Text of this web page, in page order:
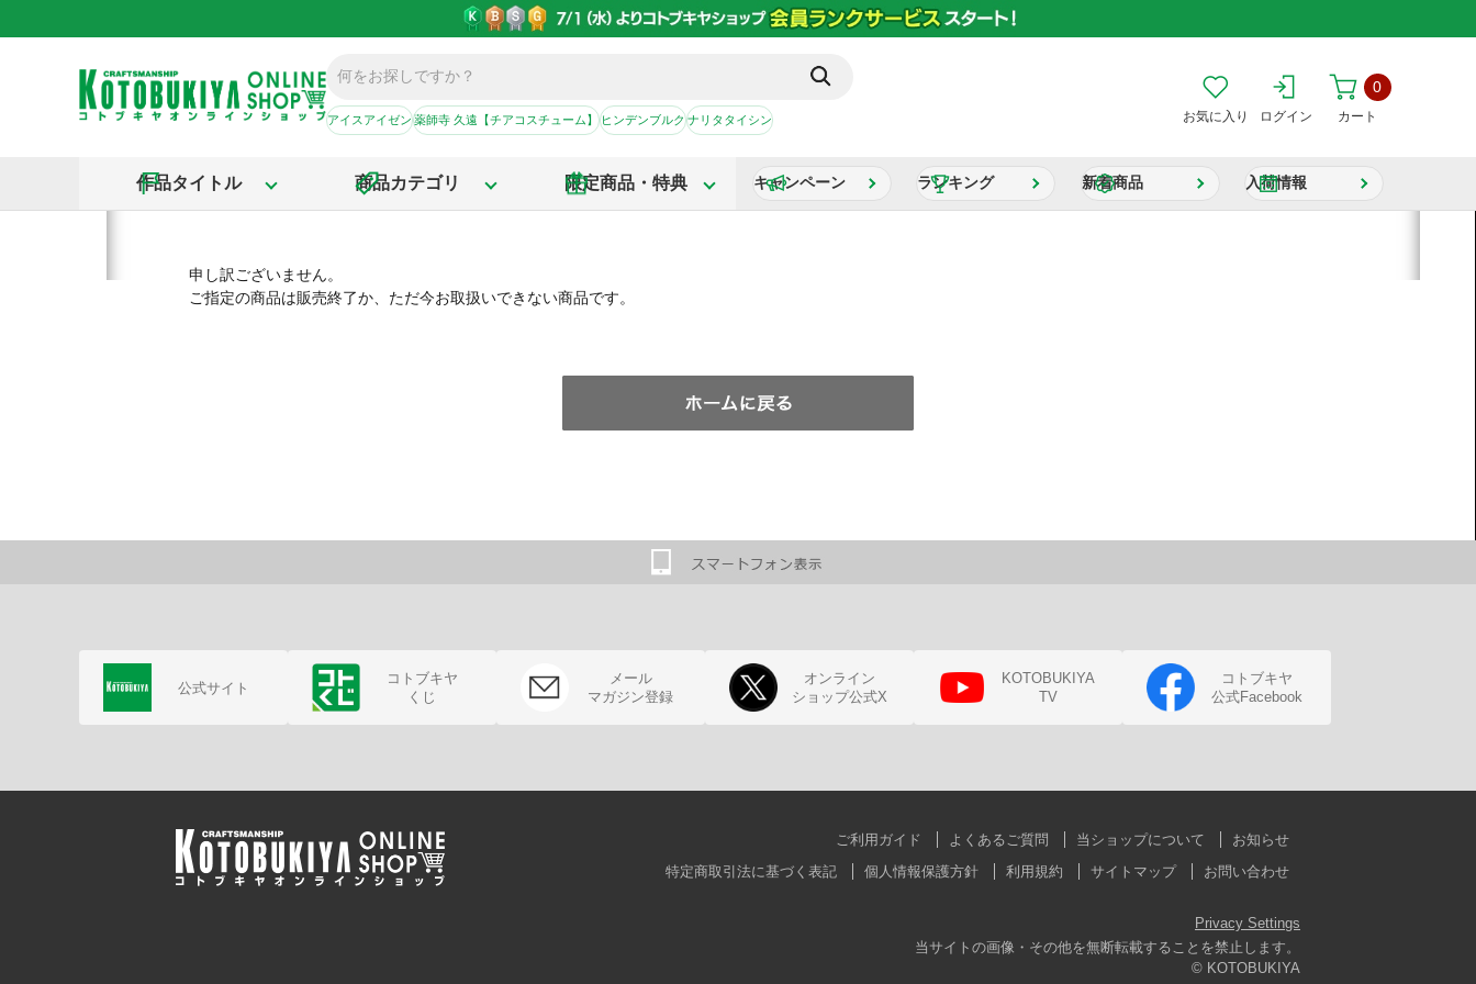
アイスアイゼン薬師寺 久遠【チアコスチューム】ヒンデンブルクナリタタイシン お気に入り ログイン カート
0
作品タイトル 商品カテゴリ 限定商品・特典 キャンペーン ランキング 新着商品 入荷情報
申し訳ございません。
ご指定の商品は販売終了か、ただ今お取扱いできない商品です。
公式サイト
コトブキヤ
くじ
メール
マガジン登録
オンライン
ショップ公式X
KOTOBUKIYA
TV
コトブキヤ
公式Facebook
ご利用ガイド よくあるご質問 当ショップについて
お知らせ
特定商取引法に基づく表記
個人情報保護方針 利用規約 サイトマップ お問い合わせ
Privacy Settings
当サイトの画像・その他を無断転載することを禁止します。
© KOTOBUKIYA